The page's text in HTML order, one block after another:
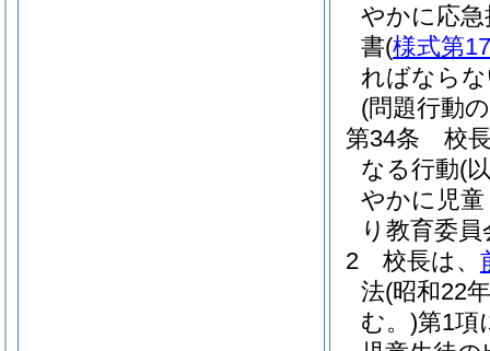
やかに応
書(様式第
ればなら
(問題行動
第34条
校
なる行動(
やかに児
り教育委
2
校長は、
法(昭和22
む。)第1項